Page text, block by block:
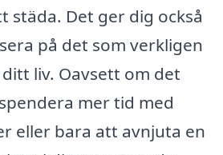
städa. Det ger dig också
på det som verkligen
liv. Oavsett om det
mer tid med
eller bara att avnjuta en